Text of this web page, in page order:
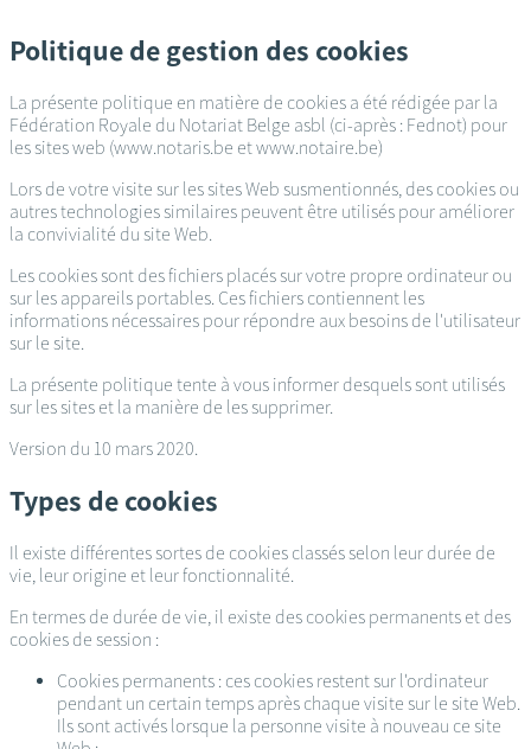
au
contenu
Politique de gestion des cookies
La présente politique en matière de cookies a été rédigée par la
Fédération Royale du Notariat Belge asbl (ci-après : Fednot) pour
les sites web (www.notaris.be et www.notaire.be)
Lors de votre visite sur les sites Web susmentionnés, des cookies ou
autres technologies similaires peuvent être utilisés pour améliorer
la convivialité du site Web.
Les cookies sont des fichiers placés sur votre propre ordinateur ou
sur les appareils portables. Ces fichiers contiennent les
informations nécessaires pour répondre aux besoins de l'utilisateur
sur le site.
La présente politique tente à vous informer desquels sont utilisés
sur les sites et la manière de les supprimer.
Version du 10 mars 2020.
Types de cookies
Il existe différentes sortes de cookies classés selon leur durée de
vie, leur origine et leur fonctionnalité.
En termes de durée de vie, il existe des cookies permanents et des
cookies de session :
Cookies permanents : ces cookies restent sur l'ordinateur
pendant un certain temps après chaque visite sur le site Web.
Ils sont activés lorsque la personne visite à nouveau ce site